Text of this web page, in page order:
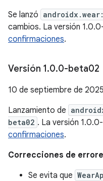
Se lanzó
cambios. La versión
confirmaciones.
Versión 1.0.0-beta02
10 de septiembre de 2025
Lanzamiento de
beta02 . La versión
confirmaciones.
Correcciones de
Se evita que